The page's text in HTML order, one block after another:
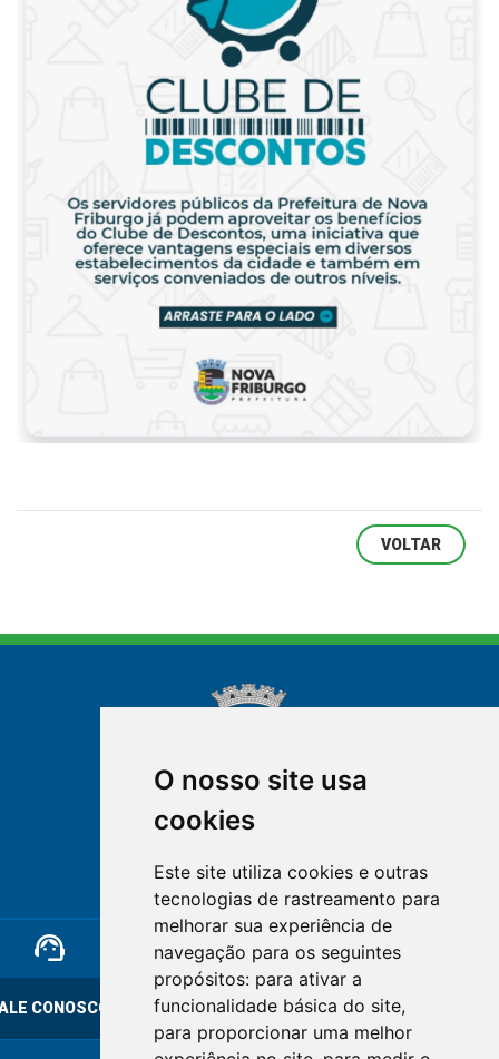
O nosso site usa
cookies
Este site utiliza cookies e outras
tecnologias de rastreamento para
melhorar sua experiência de
navegação para os seguintes
propósitos: para ativar a
funcionalidade básica do site,
para proporcionar uma melhor
VOLTAR
NOVA FRIBURGO
RIO DE JANEIRO
support_agent
CONOSCO
mail
OUVIDORIA